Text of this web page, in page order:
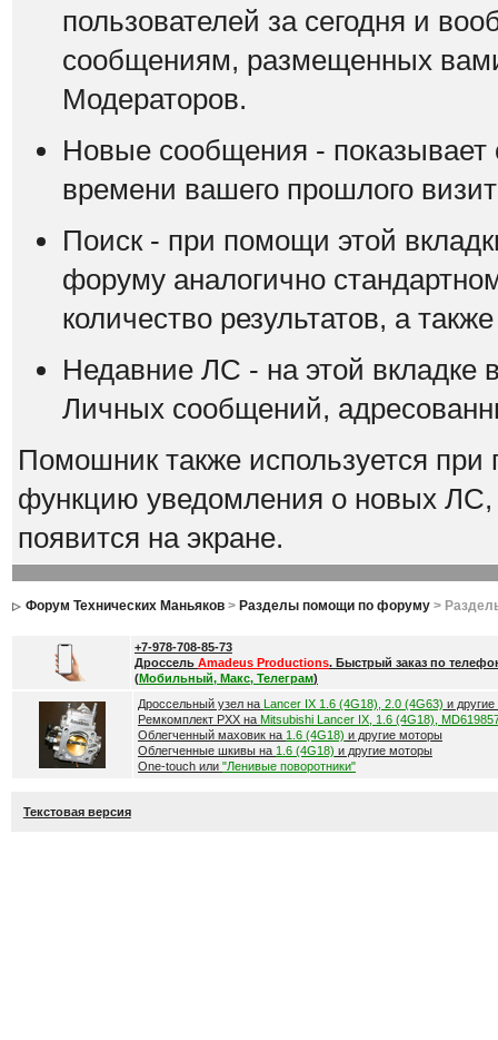
пользователей за сегодня и
сообщениям, размещенных
Модераторов.
Новые сообщения -
времени вашего прошлого
Поиск - при помощи этой
форуму аналогично
количество результатов, а
Недавние ЛС - на этой вкладке
Личных сообщений,
Помошник также используется
функцию уведомления о новых
появится на экране.
Форум Технических Маньяков> Разделы помощи по форуму>
+7-978-708-85-73
Дроссель Amadeus Productions. Быстрый заказ по
(Мобильный, Макс, Телеграм)
Дроссельный узел на Lancer IX 1.6 (4G18), 2.0 (4G63) и
Ремкомплект РХХ на Mitsubishi Lancer IX, 1.6 (4G18),
Облегченный маховик на 1.6 (4G18) и другие моторы
Облегченные шкивы на 1.6 (4G18) и другие моторы
One-touch или "Ленивые поворотники"
Текстовая версия